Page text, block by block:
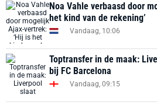
Noa Vahle verbaasd door
het kind van de rekening’
Vandaag, 10:06
Toptransfer in de maak:
bij FC Barcelona
Vandaag, 09:15